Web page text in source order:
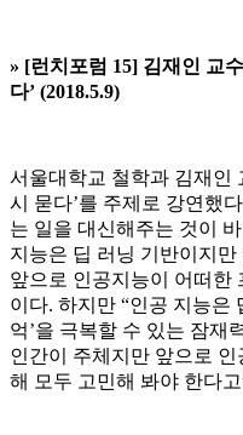
» [런치포럼 15] 김재인 교수
다’ (2018.5.9)
서울대학교 철학과 김재인
시 묻다’를 주제로 강연했
는 일을 대신해주는 것이
지능은 딥 러닝 기반이지
앞으로 인공지능이 어떠한
이다. 하지만 “인공 지능은
억’을 극복할 수 있는 잠재
인간이 주체지만 앞으로
해 모두 고민해 봐야 한다